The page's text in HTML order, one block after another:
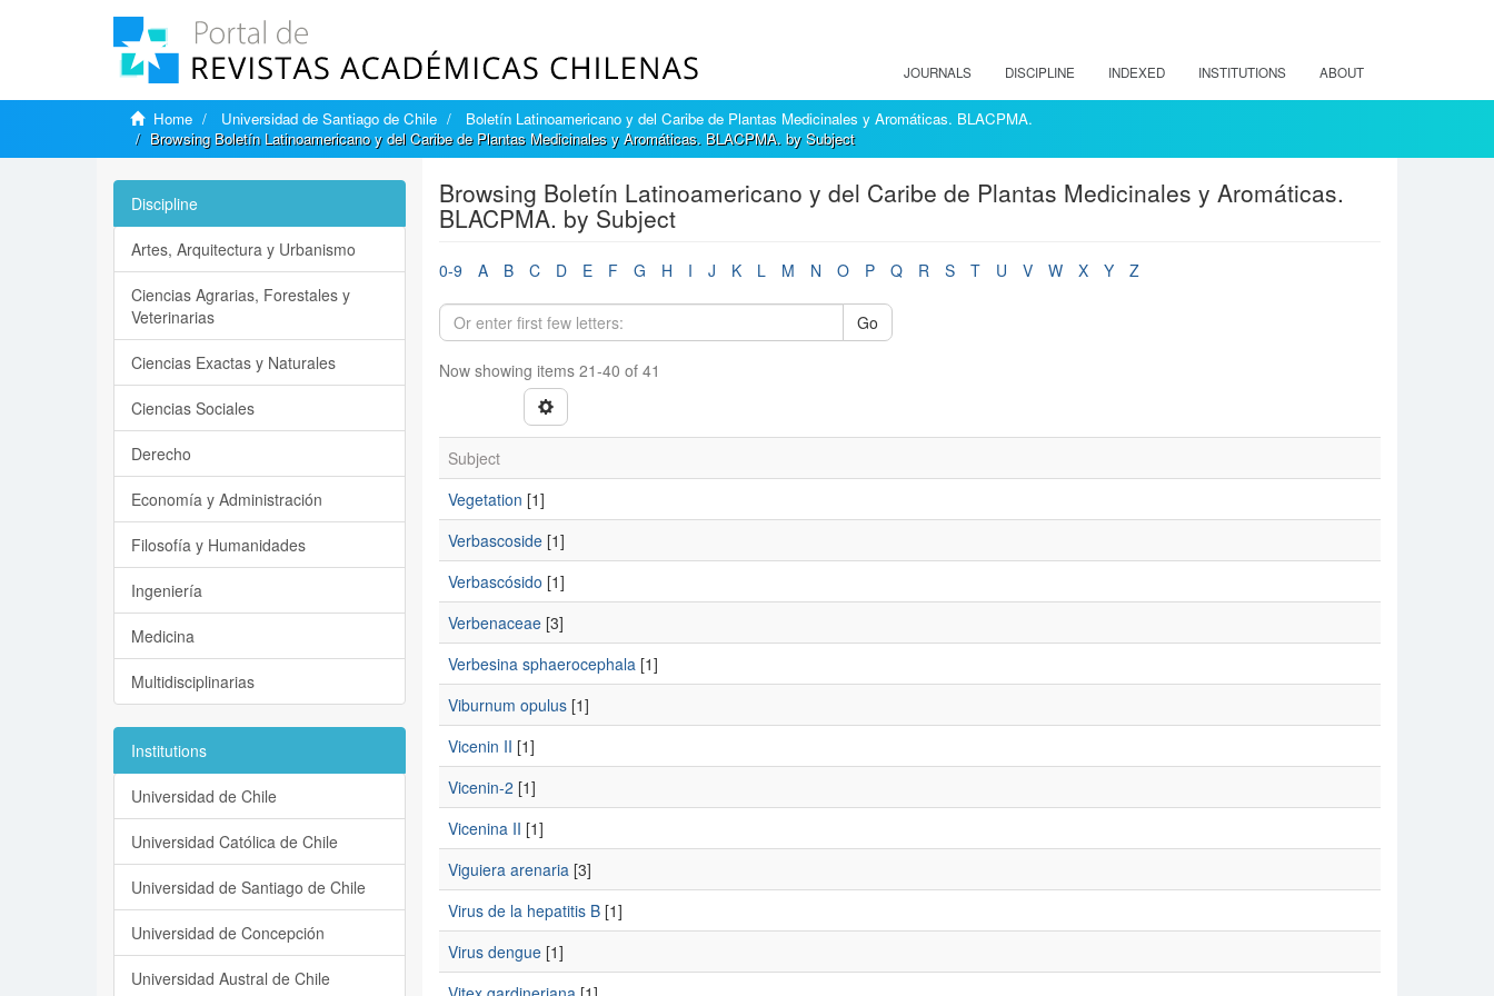
JOURNALS DISCIPLINE INDEXED INSTITUTIONS ABOUT
Home Universidad de Santiago de Chile
Boletín Latinoamericano y del Caribe de Plantas Medicinales y Aromáticas. BLACPMA.
Browsing Boletín Latinoamericano y del Caribe de Plantas Medicinales y Aromáticas. BLACPMA. by Subject
Browsing Boletín Latinoamericano y del Caribe de Plantas Medicinales y Aromáticas.
BLACPMA. by Subject
0-9 A B C D E F G H I J K L M N O P Q R S T U V W X Y Z
Go
Now showing items 21-40 of 41
Subject
Vegetation [1]
Verbascoside[1]
Verbascósido [1]
Verbenaceae[3]
Verbesina sphaerocephala[1]
Viburnum opulus[1]
Vicenin II [1]
Vicenin-2 [1]
Vicenina II [1]
Viguiera arenaria[3]
Virus de la hepatitis B[1]
Virus dengue[1]
Discipline
Artes, Arquitectura y Urbanismo
Ciencias Agrarias, Forestales y
Veterinarias
Ciencias Exactas y Naturales
Ciencias Sociales
Derecho
Economía y Administración
Filosofía y Humanidades
Ingeniería
Medicina
Multidisciplinarias
Institutions
Universidad de Chile
Universidad Católica de Chile
Universidad de Santiago de Chile
Universidad de Concepción
Universidad Austral de Chile